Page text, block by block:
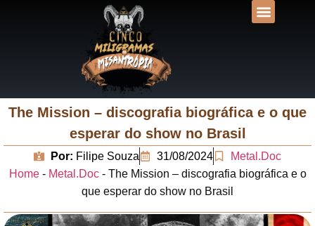
The Mission – discografia biográfica e o que
esperar do show no Brasil
Por: Filipe Souza 31/08/2024
Metal.Doc
Home- Metal.Doc- The Mission – discografia biográfica e o
que esperar do show no Brasil